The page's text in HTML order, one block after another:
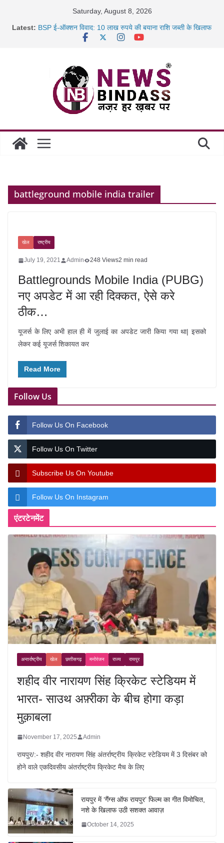
Saturday, August 8, 2026
Latest: BSP ई-ऑक्शन विवाद: 10 लाख रुपये की बयाना राशि जब्ती के खिलाफ
साइबर ठगी पर दुर्ग पुलिस का बड़ा एक्शन: 13 म्यूल बैंक खाताधारक
गिरफ्तार
battleground mobile india trailer
खेल राष्ट्रीय
July 19, 2021 Admin 248 Views2 min read
Battlegrounds Mobile India (PUBG)
नए अपडेट में आ रही दिक्कत, ऐसे करे
ठीक…
यूजर्स के लिए अभी हाल ही में जुलाई का अपडेट जारी किया गया था| इसको
लेकर कई यूजर्स शिकायत कर
Read More
Follow Us
Follow Us On Facebook
Follow Us On Twitter
Subscribe Us On Youtube
Follow Us On Instagram
एंटरटेनमेंट
अन्तर्राष्ट्रीय खेल छत्तीसगढ़ मनोरंजन राज्य रायपुर
शहीद वीर नारायण सिंह क्रिकेट स्टेडियम में
भारत- साउथ अफ़्रीका के बीच होगा कड़ा
मुक़ाबला
November 17, 2025 Admin
रायपुर/:- शहीद वीर नारायण सिंह अंतर्राष्ट्रीय क्रिकेट स्टेडियम में 3 दिसंबर को
होने वाले एकदिवसीय अंतर्राष्ट्रीय क्रिकेट मैच के लिए
रायपुर में ‘गैंग्स ऑफ रायपुर’ फिल्म का गीत विमोचित,
नशे के खिलाफ उठी सशक्त आवाज़
October 14, 2025